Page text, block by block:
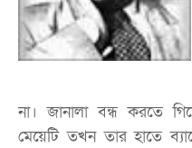
না। জানালা বন্ধ করতে
মেয়েটি তখন তার হাতে